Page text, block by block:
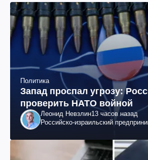
Политика
Запад проспал угрозу:
проверить НАТО войной
Леонид Невзлин13 часов назад
Российско-израильский
"ЮКОСа"